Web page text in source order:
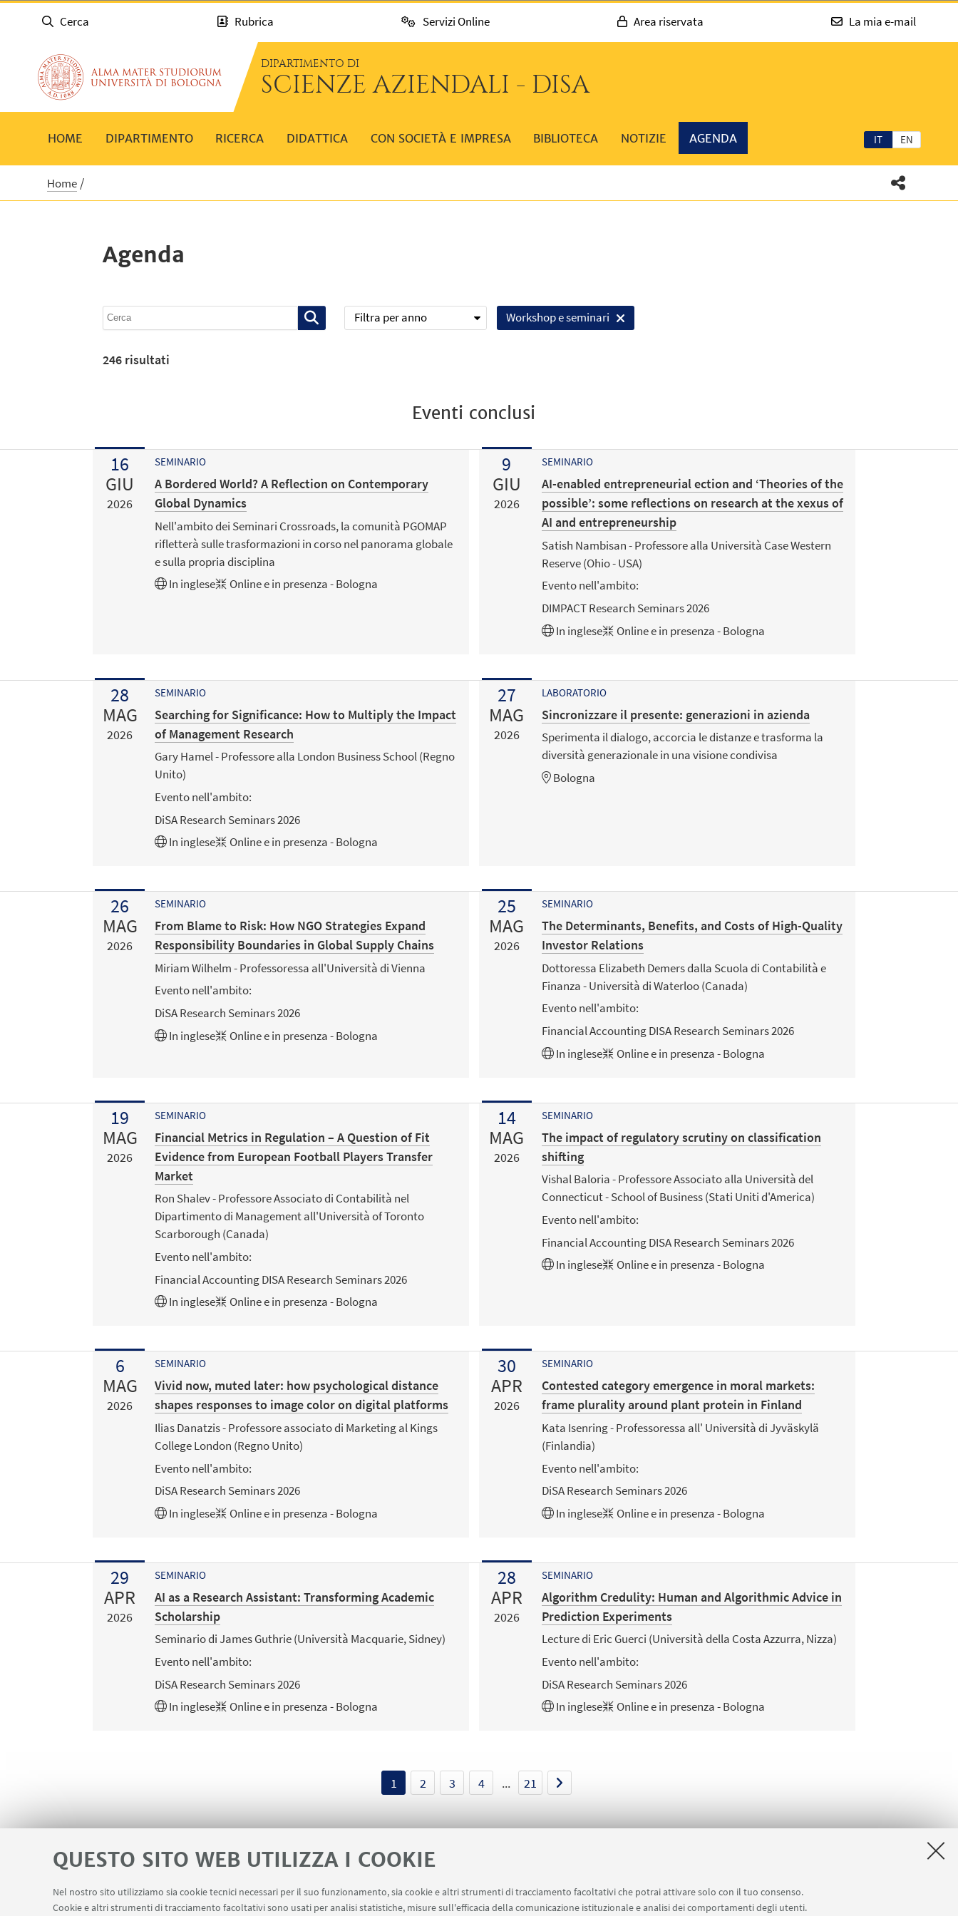
QUESTO SITO WEB UTILIZZA I COOKIE
Nel nostro sito utilizziamo sia cookie tecnici necessari per il suo funzionamento, sia cookie e altri strumenti di tracciamento facoltativi che potrai attivare solo con il tuo consenso.
Cookie e altri strumenti di tracciamento facoltativi sono usati per analisi statistiche, misure sull'efficacia della comunicazione istituzionale e analisi dei comportamenti degli utenti.
Cerca Rubrica Servizi Online Area riservata La mia e-mail
DIPARTIMENTO DI
SCIENZE AZIENDALI - DISA
IT EN
HOME DIPARTIMENTO RICERCA DIDATTICA CON SOCIETÀ E IMPRESA BIBLIOTECA NOTIZIE AGENDA
Home
Agenda
Filtra per anno Workshop e seminari
246 risultati
Eventi conclusi
16
GIU
2026
SEMINARIO
A Bordered World? A Reflection on Contemporary
Global Dynamics
Nell'ambito dei Seminari Crossroads, la comunità PGOMAP
rifletterà sulle trasformazioni in corso nel panorama globale
e sulla propria disciplina
In inglese Online e in presenza - Bologna
9
GIU
2026
SEMINARIO
AI-enabled entrepreneurial ection and ‘Theories of the
possible’: some reflections on research at the xexus of
AI and entrepreneurship
Satish Nambisan - Professore alla Università Case Western
Reserve (Ohio - USA)
Evento nell'ambito:
DIMPACT Research Seminars 2026
In inglese Online e in presenza - Bologna
28
MAG
2026
SEMINARIO
Searching for Significance: How to Multiply the Impact
of Management Research
Gary Hamel - Professore alla London Business School (Regno
Unito)
Evento nell'ambito:
DiSA Research Seminars 2026
In inglese Online e in presenza - Bologna
27
MAG
2026
LABORATORIO
Sincronizzare il presente: generazioni in azienda
Sperimenta il dialogo, accorcia le distanze e trasforma la
diversità generazionale in una visione condivisa
Bologna
26
MAG
2026
SEMINARIO
From Blame to Risk: How NGO Strategies Expand
Responsibility Boundaries in Global Supply Chains
Miriam Wilhelm - Professoressa all'Università di Vienna
Evento nell'ambito:
DiSA Research Seminars 2026
In inglese Online e in presenza - Bologna
25
MAG
2026
SEMINARIO
The Determinants, Benefits, and Costs of High-Quality
Investor Relations
Dottoressa Elizabeth Demers dalla Scuola di Contabilità e
Finanza - Università di Waterloo (Canada)
Evento nell'ambito:
Financial Accounting DISA Research Seminars 2026
In inglese Online e in presenza - Bologna
19
MAG
2026
SEMINARIO
Financial Metrics in Regulation – A Question of Fit
Evidence from European Football Players Transfer
Market
Ron Shalev - Professore Associato di Contabilità nel
Dipartimento di Management all'Università of Toronto
Scarborough (Canada)
Evento nell'ambito:
Financial Accounting DISA Research Seminars 2026
In inglese Online e in presenza - Bologna
14
MAG
2026
SEMINARIO
The impact of regulatory scrutiny on classification
shifting
Vishal Baloria - Professore Associato alla Università del
Connecticut - School of Business (Stati Uniti d'America)
Evento nell'ambito:
Financial Accounting DISA Research Seminars 2026
In inglese Online e in presenza - Bologna
6
MAG
2026
SEMINARIO
Vivid now, muted later: how psychological distance
shapes responses to image color on digital platforms
Ilias Danatzis - Professore associato di Marketing al Kings
College London (Regno Unito)
Evento nell'ambito:
DiSA Research Seminars 2026
In inglese Online e in presenza - Bologna
30
APR
2026
SEMINARIO
Contested category emergence in moral markets:
frame plurality around plant protein in Finland
Kata Isenring - Professoressa all' Università di Jyväskylä
(Finlandia)
Evento nell'ambito:
DiSA Research Seminars 2026
In inglese Online e in presenza - Bologna
29
APR
2026
SEMINARIO
AI as a Research Assistant: Transforming Academic
Scholarship
Seminario di James Guthrie (Università Macquarie, Sidney)
Evento nell'ambito:
DiSA Research Seminars 2026
In inglese Online e in presenza - Bologna
28
APR
2026
SEMINARIO
Algorithm Credulity: Human and Algorithmic Advice in
Prediction Experiments
Lecture di Eric Guerci (Università della Costa Azzurra, Nizza)
Evento nell'ambito:
DiSA Research Seminars 2026
In inglese Online e in presenza - Bologna
1 2 3 4 ... 21
LINK UTILI Area riservata Contatti